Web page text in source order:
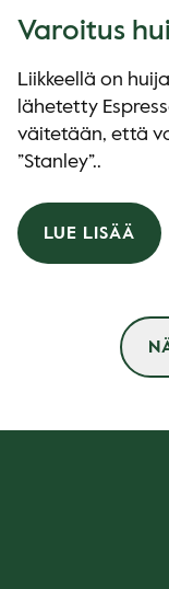
Varoitus
Liikkeellä on
lähetetty
väitetään, että
”Stanley”..
LUE LISÄÄ